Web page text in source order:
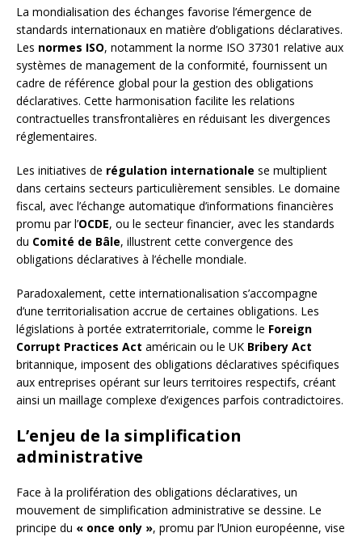
La mondialisation des échanges favorise l’émergence de
standards internationaux en matière d’obligations déclaratives.
Les normes ISO, notamment la norme ISO 37301 relative aux
systèmes de management de la conformité, fournissent un
cadre de référence global pour la gestion des obligations
déclaratives. Cette harmonisation facilite les relations
contractuelles transfrontalières en réduisant les divergences
réglementaires.
Les initiatives de régulation internationale se multiplient
dans certains secteurs particulièrement sensibles. Le domaine
fiscal, avec l’échange automatique d’informations financières
promu par l’OCDE, ou le secteur financier, avec les standards
du Comité de Bâle, illustrent cette convergence des
obligations déclaratives à l’échelle mondiale.
Paradoxalement, cette internationalisation s’accompagne
d’une territorialisation accrue de certaines obligations. Les
législations à portée extraterritoriale, comme le Foreign
Corrupt Practices Act américain ou le UK Bribery Act
britannique, imposent des obligations déclaratives spécifiques
aux entreprises opérant sur leurs territoires respectifs, créant
ainsi un maillage complexe d’exigences parfois contradictoires.
L’enjeu de la simplification
administrative
Face à la prolifération des obligations déclaratives, un
mouvement de simplification administrative se dessine. Le
principe du « once only », promu par l’Union européenne, vise